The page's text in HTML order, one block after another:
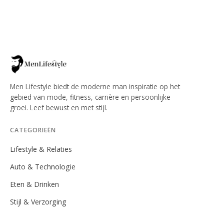
Men Lifestyle biedt de moderne man inspiratie op het
gebied van mode, fitness, carrière en persoonlijke
groei. Leef bewust en met stijl.
CATEGORIEËN
Lifestyle & Relaties
Auto & Technologie
Eten & Drinken
Stijl & Verzorging